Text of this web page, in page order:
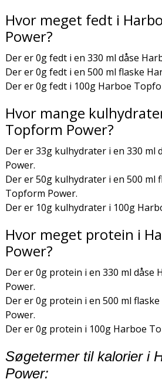
Hvor meget fedt i
Power?
Der er 0g fedt i en 330 ml dåse
Der er 0g fedt i en 500 ml flaske
Der er 0g fedt i 100g Harboe
Hvor mange
Topform Power?
Der er 33g kulhydrater i en 330 ml
Power.
Der er 50g kulhydrater i en 500 ml
Topform Power.
Der er 10g kulhydrater i 100g
Hvor meget protein i
Power?
Der er 0g protein i en 330 ml dåse
Power.
Der er 0g protein i en 500 ml
Power.
Der er 0g protein i 100g Harboe
Søgetermer til kalorier i
Power: